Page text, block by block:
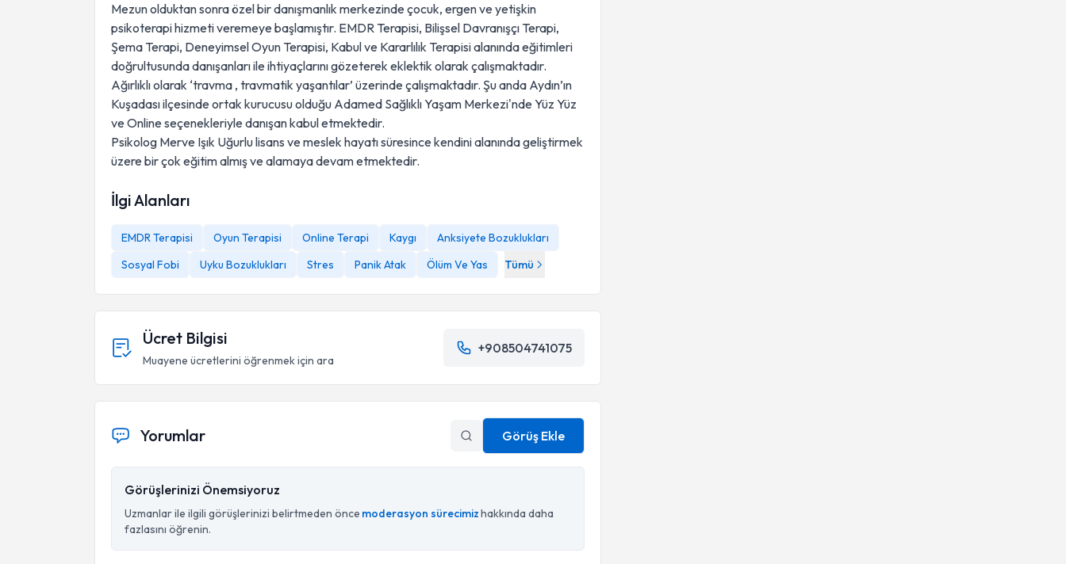
Mezun olduktan sonra özel bir danışmanlık merkezinde çocuk, ergen ve yetişkin
psikoterapi hizmeti veremeye başlamıştır. EMDR Terapisi, Bilişsel Davranışçı Terapi,
Şema Terapi, Deneyimsel Oyun Terapisi, Kabul ve Kararlılık Terapisi alanında eğitimleri
doğrultusunda danışanları ile ihtiyaçlarını gözeterek eklektik olarak çalışmaktadır.
Ağırlıklı olarak ‘travma , travmatik yaşantılar’ üzerinde çalışmaktadır. Şu anda Aydın’ın
Kuşadası ilçesinde ortak kurucusu olduğu Adamed Sağlıklı Yaşam Merkezi'nde Yüz Yüz
ve Online seçenekleriyle danışan kabul etmektedir.
Psikolog Merve Işık Uğurlu lisans ve meslek hayatı süresince kendini alanında geliştirmek
üzere bir çok eğitim almış ve alamaya devam etmektedir.
İlgi Alanları
EMDR Terapisi Oyun Terapisi Online Terapi Kaygı
Anksiyete Bozuklukları
Sosyal Fobi
Uyku Bozuklukları Stres Panik Atak Ölüm Ve Yas Tümü
Ücret Bilgisi
Muayene ücretlerini öğrenmek için ara
+908504741075
Yorumlar Görüş Ekle
Görüşlerinizi Önemsiyoruz
Uzmanlar ile ilgili görüşlerinizi belirtmeden önce moderasyon sürecimizhakkında daha
fazlasını öğrenin.